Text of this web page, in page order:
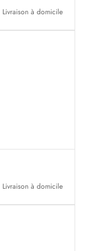
Livraison à domicile
Livraison à domicile